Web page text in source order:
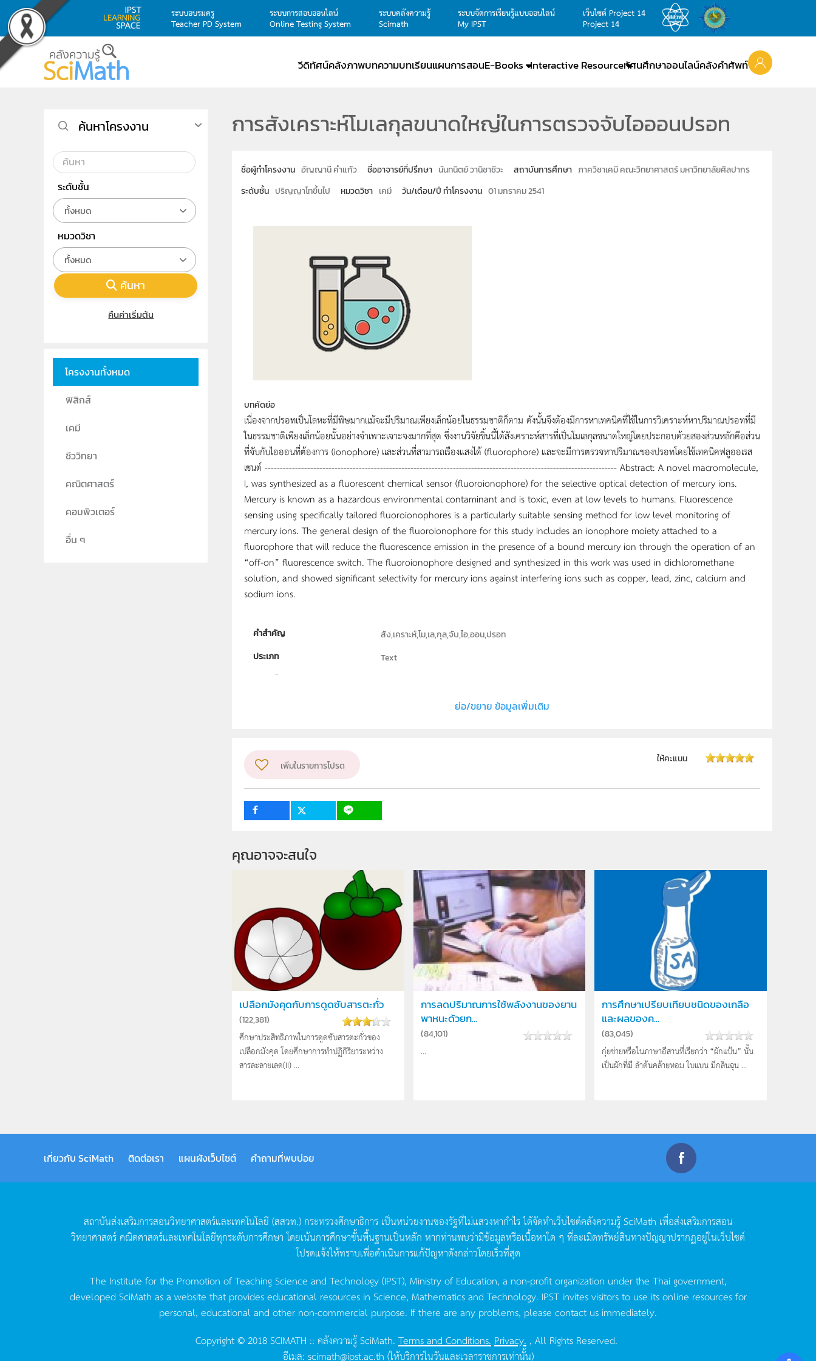
Skip to main content
ระบบอบรมครู
Teacher PD System
ระบบการสอบออนไลน์
Online Testing System
ระบบคลังความรู้
Scimath
ระบบจัดการเรียนรู้แบบออนไลน์
My IPST
เว็บไซต์ Project 14
Project 14
วีดิทัศน์คลังภาพบทความบทเรียนแผนการสอนE-Books Interactive Resourceทัศนศึกษาออนไลน์คลังคำศัพท์
การสังเคราะห์โมเลกุลขนาดใหญ่ในการตรวจจับไอออนปรอท
ชื่อผู้ทำโครงงาน อัญญานี คำแก้ว ชื่ออาจารย์ที่ปรึกษา นันทนิตย์ วานิชาชีวะ สถาบันการศึกษา ภาควิชาเคมี คณะวิทยาศาสตร์ มหาวิทยาลัยศิลปากร
ระดับชั้น ปริญญาโทขึ้นไป หมวดวิชา เคมี วัน/เดือน/ปี ทำโครงงาน 01 มกราคม 2541
บทคัดย่อ
เนื่องจากปรอทเป็นโลหะที่มีพิษมากแม้จะมีปริมาณเพียงเล็กน้อยในธรรมชาติก็ตาม ดังนั้นจึงต้องมีการหาเทคนิคที่ใช้ในการวิเคราะห์หาปริมาณปรอทที่มี
ในธรรมชาติเพียงเล็กน้อยนั้นอย่างจำเพาะเจาะจงมากที่สุด ซึ่งงานวิจัยชิ้นนี้ได้สังเคราะห์สารที่เป็นโมเลกุลขนาดใหญ่โดยประกอบด้วยสองส่วนหลักคือส่วน
ที่จับกับไอออนที่ต้องการ (ionophore) และส่วนที่สามารถเรืองแสงได้ (fluorophore) และจะมีการตรวจหาปริมาณของปรอทโดยใช้เทคนิคฟลูออเรส
เซนต์ -------------------------------------------------------------------------------------------------------------------- Abstract: A novel macromolecule,
I, was synthesized as a fluorescent chemical sensor (fluoroionophore) for the selective optical detection of mercury ions.
Mercury is known as a hazardous environmental contaminant and is toxic, even at low levels to humans. Fluorescence
sensing using specifically tailored fluoroionophores is a particularly suitable sensing method for low level monitoring of
mercury ions. The general design of the fluoroionophore for this study includes an ionophore moiety attached to a
fluorophore that will reduce the fluorescence emission in the presence of a bound mercury ion through the operation of an
“off-on” fluorescence switch. The fluoroionophore designed and synthesized in this work was used in dichloromethane
solution, and showed significant selectivity for mercury ions against interfering ions such as copper, lead, zinc, calcium and
sodium ions.
คำสำคัญ
สัง,เคราะห์,โม,เล,กุล,จับ,ไอ,ออน,ปรอท
ประเภท
Text
ย่อ/ขยาย ข้อมูลเพิ่มเติม
เพิ่มในรายการโปรด
ให้คะแนน
คุณอาจจะสนใจ
เปลือกมังคุดกับการดูดซับสารตะกั่ว
(122,381)
ศึกษาประสิทธิภาพในการดูดซับสารตะกั่วของ
เปลือกมังคุด โดยศึกษาการทำปฏิกิริยาระหว่าง
สารละลายเลด(II) ...
การลดปริมาณการใช้พลังงานของยาน
พาหนะด้วยก...
(84,101)
...
การศึกษาเปรียบเทียบชนิดของเกลือ
และผลของค...
(83,045)
กุ่ยช่ายหรือในภาษาอีสานที่เรียกว่า “ผักแป้น” นั้น
เป็นผักที่มี ลำต้นคล้ายหอม ใบแบน มีกลิ่นฉุน ...
ค้นหาโครงงาน
ระดับชั้น
ทั้งหมด
หมวดวิชา
ทั้งหมด
ค้นหา
คืนค่าเริ่มต้น
โครงงานทั้งหมด
ฟิสิกส์
เคมี
ชีววิทยา
คณิตศาสตร์
คอมพิวเตอร์
อื่น ๆ
เกี่ยวกับ SciMath ติดต่อเรา แผนผังเว็บไซต์ คำถามที่พบบ่อย
สถาบันส่งเสริมการสอนวิทยาศาสตร์และเทคโนโลยี (สสวท.) กระทรวงศึกษาธิการ เป็นหน่วยงานของรัฐที่ไม่แสวงหากำไรได้จัดทำเว็บไซต์คลังความรู้SciMath เพื่อส่งเสริมการสอน
วิทยาศาสตร์คณิตศาสตร์และเทคโนโลยีทุกระดับการศึกษา โดยเน้นการศึกษาขั้นพื้นฐานเป็นหลัก หากท่านพบว่ามีข้อมูลหรือเนื้อหาใด ๆ ที่ละเมิดทรัพย์สินทางปัญญาปรากฏอยู่ในเว็บไซต์
โปรดแจ้งให้ทราบเพื่อดำเนินการแก้ปัญหาดังกล่าวโดยเร็วที่สุด
The Institute for the Promotion of Teaching Science and Technology (IPST), Ministry of Education, a non-profit organization under the Thai government,
developed SciMath as a website that provides educational resources in Science, Mathematics and Technology. IPST invites visitors to use its online resources for
personal, educational and other non-commercial purpose. If there are any problems, please contact us immediately.
Copyright © 2018 SCIMATH :: คลังความรู้ SciMath.Terms and Conditions. Privacy. , All Rights Reserved.
อีเมล: scimath@ipst.ac.th (ให้บริการในวันและเวลาราชการเท่านั้น)